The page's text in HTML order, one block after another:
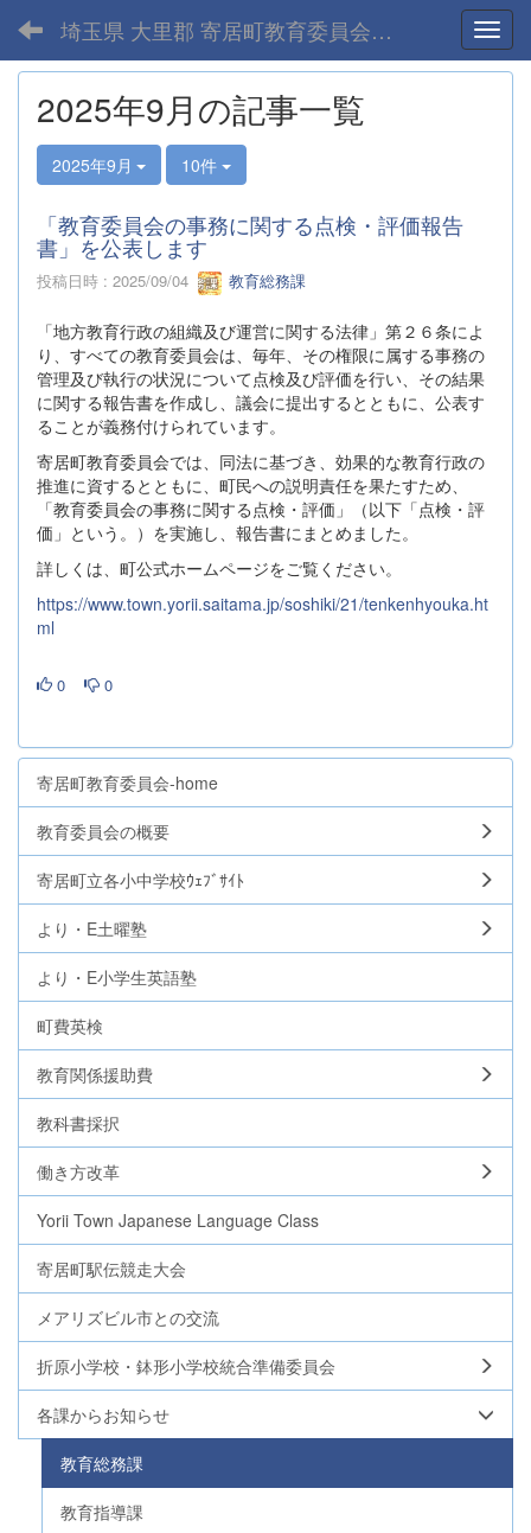
埼玉県 大里郡 寄居町教育委員会-home
2025年9月の記事一覧
2025年9月 10件
「教育委員会の事務に関する点検・評価報告
書」を公表します
投稿日時 : 2025/09/04 教育総務課
「地方教育行政の組織及び運営に関する法律」第２６条によ
り、すべての教育委員会は、毎年、その権限に属する事務の
管理及び執行の状況について点検及び評価を行い、その結果
に関する報告書を作成し、議会に提出するとともに、公表す
ることが義務付けられています。
寄居町教育委員会では、同法に基づき、効果的な教育行政の
推進に資するとともに、町民への説明責任を果たすため、
「教育委員会の事務に関する点検・評価」（以下「点検・評
価」という。）を実施し、報告書にまとめました。
詳しくは、町公式ホームページをご覧ください。
https://www.town.yorii.saitama.jp/soshiki/21/tenkenhyouka.ht
ml
0 0
寄居町教育委員会-home
教育委員会の概要
寄居町立各小中学校ｳｪﾌﾞｻｲﾄ
より・E土曜塾
より・E小学生英語塾
町費英検
教育関係援助費
教科書採択
働き方改革
Yorii Town Japanese Language Class
寄居町駅伝競走大会
メアリズビル市との交流
折原小学校・鉢形小学校統合準備委員会
各課からお知らせ
教育総務課
教育指導課